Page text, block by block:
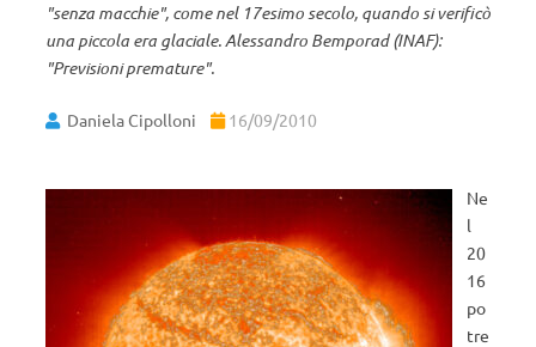
"senza macchie", come nel 17esimo secolo, quando si verificò
una piccola era glaciale. Alessandro Bemporad (INAF):
"Previsioni premature".
Daniela Cipolloni 16/09/2010
Ne
l
20
16
po
tre